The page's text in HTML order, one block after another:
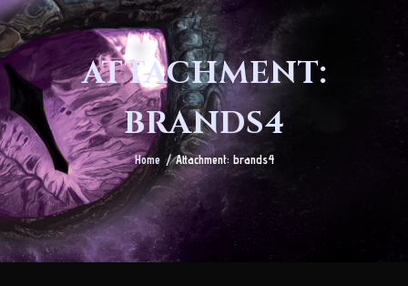
ATTACHMENT:
BRANDS4
Home Attachment: brands4